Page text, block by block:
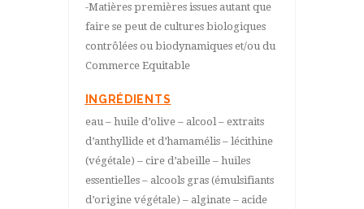
-Matières premières issues autant que
faire se peut de cultures biologiques
contrôlées ou biodynamiques et/ou du
Commerce Equitable
INGRÉDIENTS
eau – huile d’olive – alcool – extraits
d’anthyllide et d’hamamélis – lécithine
(végétale) – cire d’abeille – huiles
essentielles – alcools gras (émulsifiants
d’origine végétale) – alginate – acide